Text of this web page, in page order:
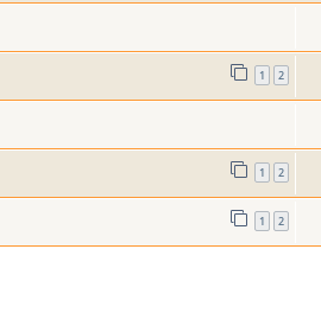
1 2
1 2
1 2